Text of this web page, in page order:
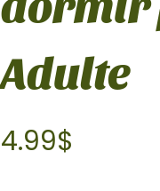
Adulte
4.99$